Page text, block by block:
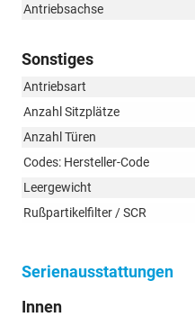
Antriebsachse
Sonstiges
Antriebsart
Anzahl Sitzplätze
Anzahl Türen
Codes: Hersteller-Code
Leergewicht
Rußpartikelfilter / SCR
Serienausstattungen
Innen